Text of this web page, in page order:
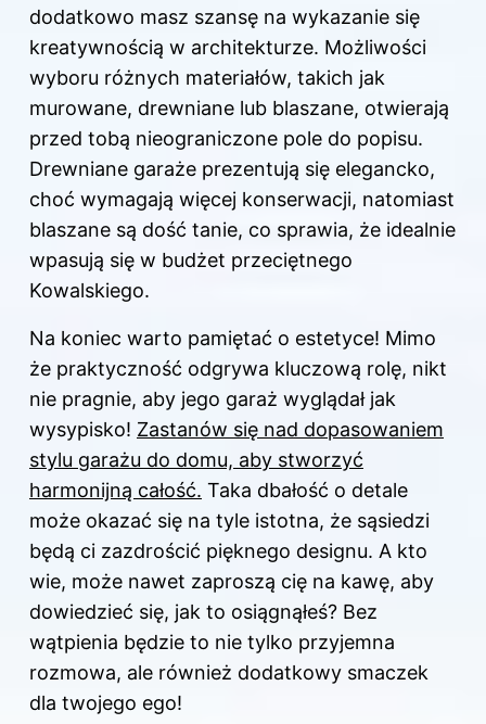
dodatkowo masz szansę na wykazanie się
kreatywnością w architekturze. Możliwości
wyboru różnych materiałów, takich jak
murowane, drewniane lub blaszane, otwierają
przed tobą nieograniczone pole do popisu.
Drewniane garaże prezentują się elegancko,
choć wymagają więcej konserwacji, natomiast
blaszane są dość tanie, co sprawia, że idealnie
wpasują się w budżet przeciętnego
Kowalskiego.
Na koniec warto pamiętać o estetyce! Mimo
że praktyczność odgrywa kluczową rolę, nikt
nie pragnie, aby jego garaż wyglądał jak
wysypisko! Zastanów się nad dopasowaniem
stylu garażu do domu, aby stworzyć
harmonijną całość. Taka dbałość o detale
może okazać się na tyle istotna, że sąsiedzi
będą ci zazdrościć pięknego designu. A kto
wie, może nawet zaproszą cię na kawę, aby
dowiedzieć się, jak to osiągnąłeś? Bez
wątpienia będzie to nie tylko przyjemna
rozmowa, ale również dodatkowy smaczek
dla twojego ego!